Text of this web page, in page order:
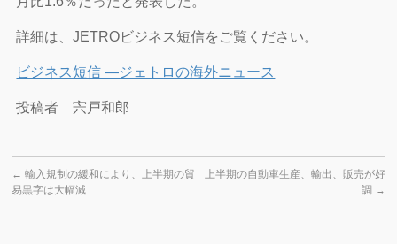
詳細は、JETROビジネス短信をご覧ください。
ビジネス短信 ―ジェトロの海外ニュース
投稿者 宍戸和郎
← 輸入規制の緩和により、上半期の貿
易黒字は大幅減
上半期の自動車生産、輸出、販売が好
調 →